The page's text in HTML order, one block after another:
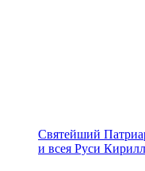
Святейший
и всея Руси Кирилл